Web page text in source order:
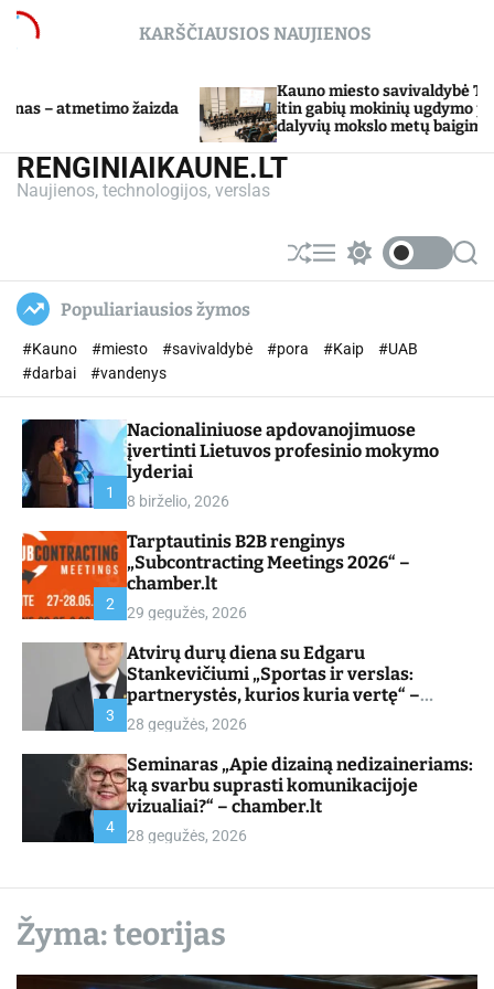
c
n
KARŠČIAUSIOS NAUJIENOS
atmetimo žaizda
Kauno miesto savivaldybė
itin gabių mokinių ugdymo
dalyvių mokslo metų baigimo
RENGINIAIKAUNE.LT
Naujienos, technologijos, verslas
S
h
e
M
e w
h
o
r
S
e
Populiariausios žymos
#Kauno #miesto #savivaldybė #pora #Kaip
#UAB
#darbai
#vandenys
1
Nacionaliniuose apdovanojimuose
įvertinti Lietuvos profesinio mokymo
lyderiai
8 birželio, 2026
2
Tarptautinis B2B renginys
„Subcontracting Meetings 2026“ –
chamber.lt
29 gegužės, 2026
3
Atvirų durų diena su Edgaru
Stankevičiumi „Sportas ir verslas:
partnerystės, kurios kuria vertę“ –
chamber.lt
28 gegužės, 2026
4
Seminaras „Apie dizainą nedizaineriams:
ką svarbu suprasti komunikacijoje
vizualiai?“ – chamber.lt
28 gegužės, 2026
Žyma:teorijas